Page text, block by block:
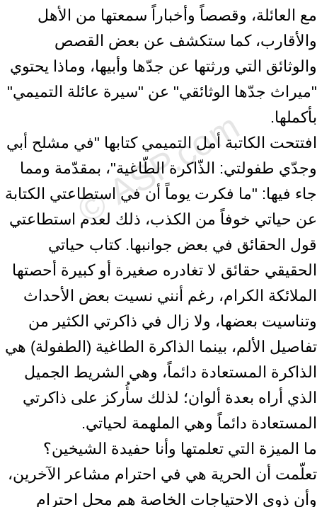
مع العائلة، وقصصاً وأخباراً سمعتها من الأهل
والأقارب، كما ستكشف عن بعض القصص
والوثائق التي ورثتها عن جدّها وأبيها، وماذا يحتوي
"ميراث جدّها الوثائقي" عن "سيرة عائلة التميمي"
بأكملها.
افتتحت الكاتبة أمل التميمي كتابها "في مشلح أبي
وجدّي طفولتي: الذّاكرة الطّاغية"، بمقدّمة ومما
جاء فيها: "ما فكرت يوماً أن في استطاعتي الكتابة
عن حياتي خوفاً من الكذب، ذلك لعدم استطاعتي
قول الحقائق في بعض جوانبها. كتاب حياتي
الحقيقي حقائق لا تغادره صغيرة أو كبيرة أحصتها
الملائكة الكرام، رغم أنني نسيت بعض الأحداث
وتناسيت بعضها، ولا زال في ذاكرتي الكثير من
تفاصيل الألم، بينما الذاكرة الطاغية (الطفولة) هي
الذاكرة المستعادة دائماً، وهي الشريط الجميل
الذي أراه بعدة ألوان؛ لذلك سأُركز على ذاكرتي
المستعادة دائماً وهي الملهمة لحياتي.
ما الميزة التي تعلمتها وأنا حفيدة الشيخين؟
تعلّمت أن الحرية هي في احترام مشاعر الآخرين،
وأن ذوي الاحتياجات الخاصة هم محل احترام